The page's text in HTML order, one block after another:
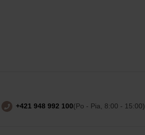
+421 948 992 100(Po - Pia, 8:00 - 15:00)